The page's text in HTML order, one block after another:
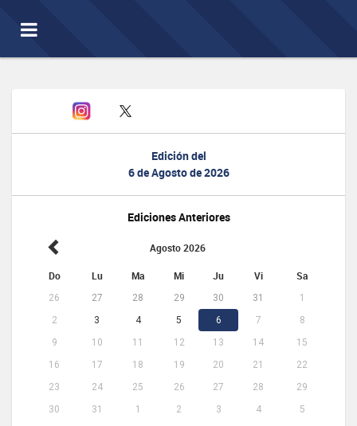
Toggle
navigation
Edición del
6 de Agosto de 2026
Ediciones Anteriores
Agosto 2026
Do Lu Ma Mi Ju Vi Sa
26 27 28 29 30 31
1
2
3 4 5 6 7
8
9
10 11 12 13 14
15
16
17 18 19 20 21
22
23
24 25 26 27 28
29
30
31 1 2 3 4 5